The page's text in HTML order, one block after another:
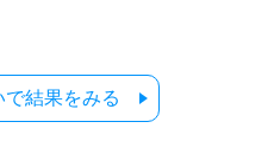
結果をみる